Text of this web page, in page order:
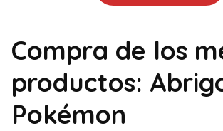
Compra de los
productos:
Pokémon